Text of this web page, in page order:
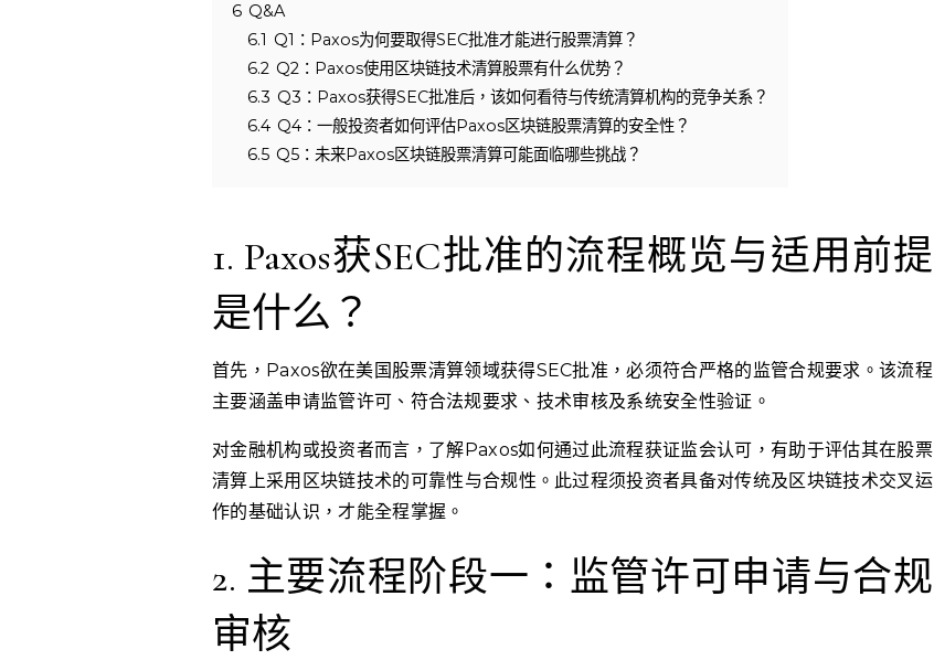
6 Q&A
6.1 Q1：Paxos为何要取得SEC批准才能进行股票清算？
6.2 Q2：Paxos使用区块链技术清算股票有什么优势？
6.3 Q3：Paxos获得SEC批准后，该如何看待与传统清算机构的竞争关系？
6.4 Q4：一般投资者如何评估Paxos区块链股票清算的安全性？
6.5 Q5：未来Paxos区块链股票清算可能面临哪些挑战？
1. Paxos获SEC批准的流程概览与适用前提
是什么？
首先，Paxos欲在美国股票清算领域获得SEC批准，必须符合严格的监管合规要求。该流程
主要涵盖申请监管许可、符合法规要求、技术审核及系统安全性验证。
对金融机构或投资者而言，了解Paxos如何通过此流程获证监会认可，有助于评估其在股票
清算上采用区块链技术的可靠性与合规性。此过程须投资者具备对传统及区块链技术交叉运
作的基础认识，才能全程掌握。
2. 主要流程阶段一：监管许可申请与合规
审核